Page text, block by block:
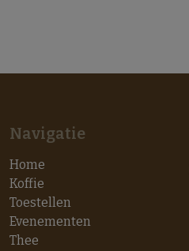
Navigatie
Home
Koffie
Toestellen
Evenementen
Thee